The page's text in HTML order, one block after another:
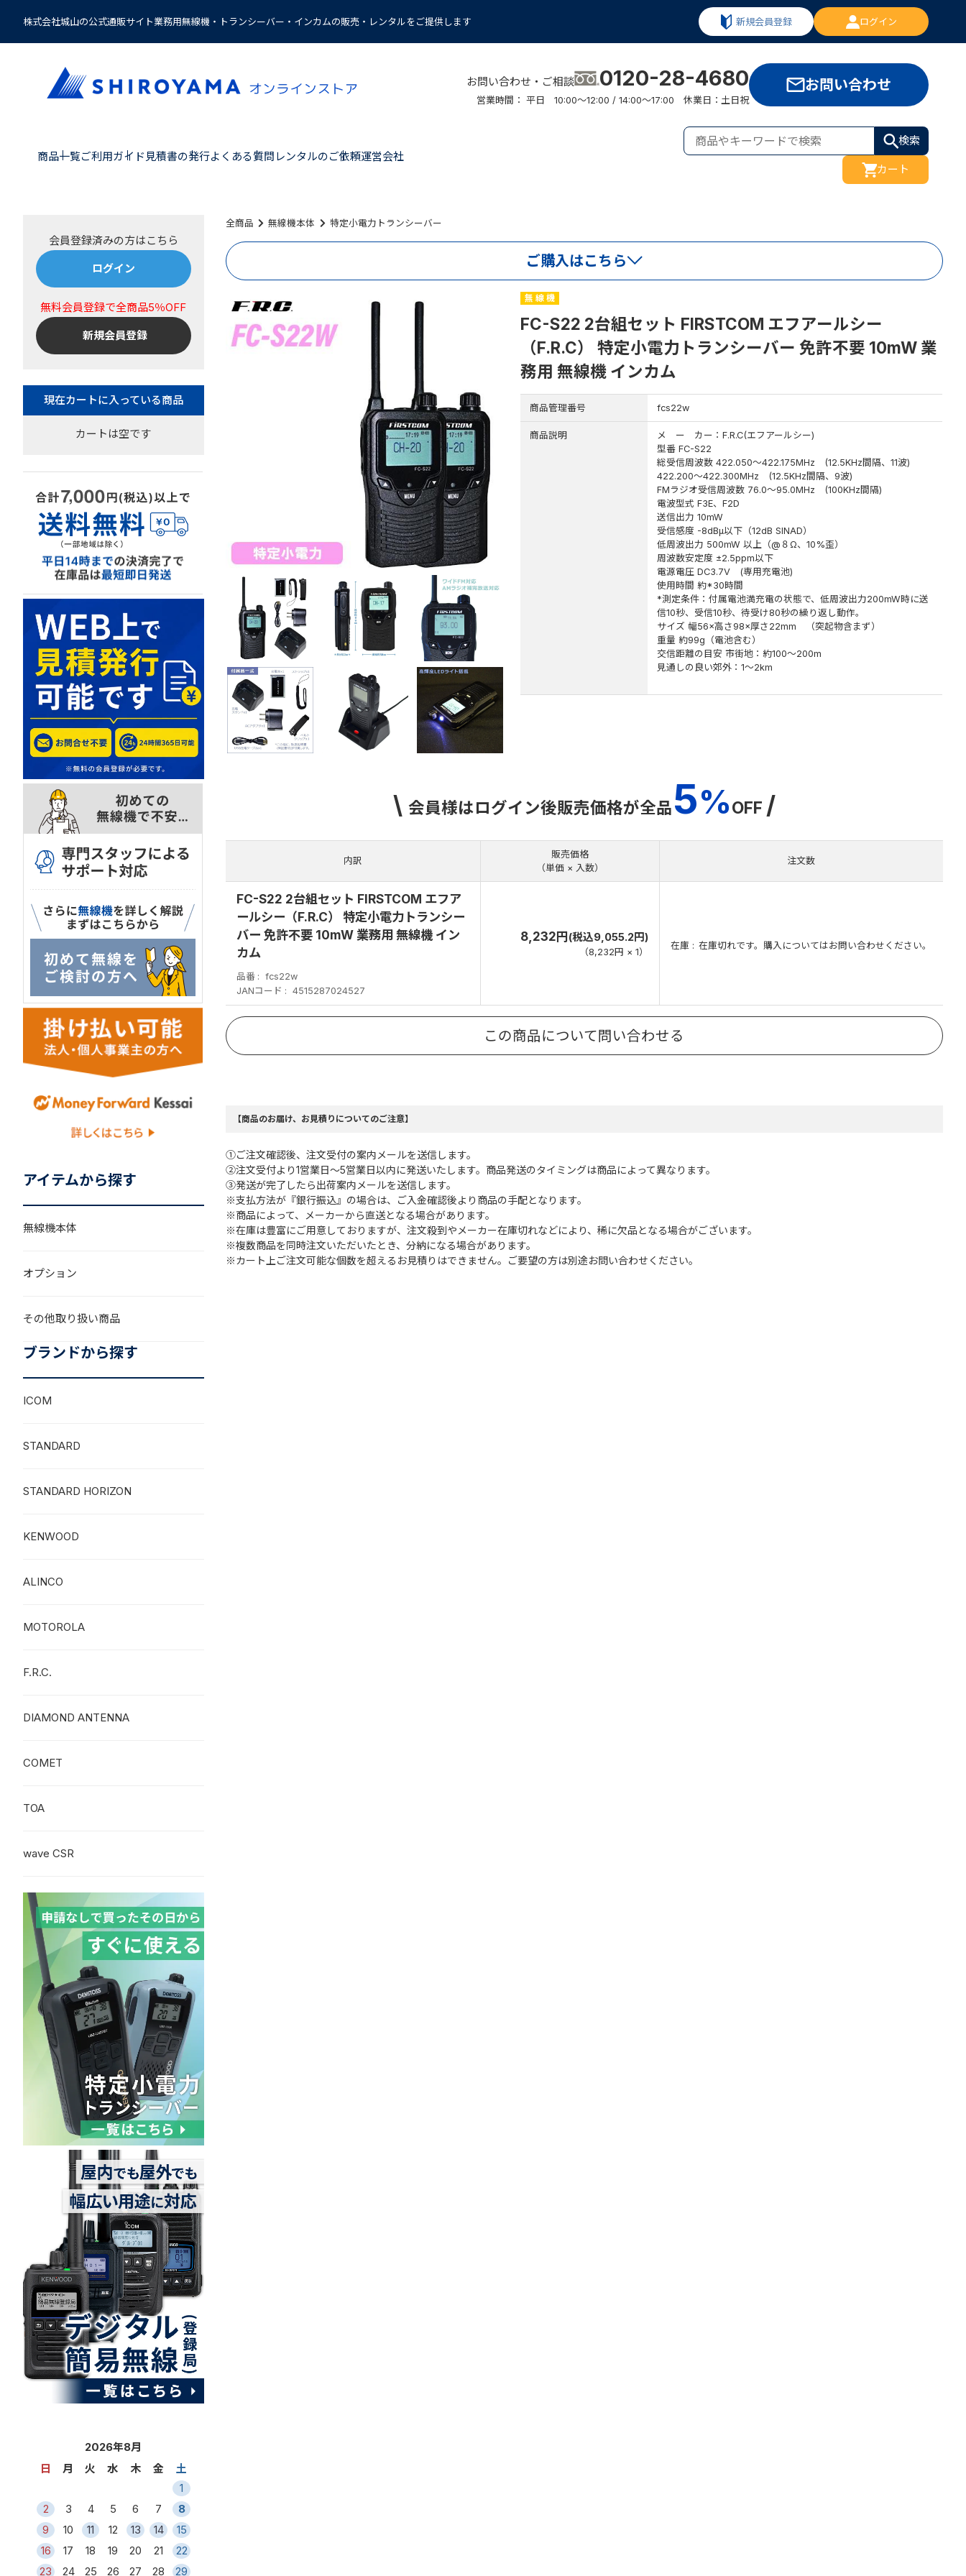
株式会社城山の公式通販サイト業務用無線機・トランシーバー・インカムの販売・レンタルをご提供します 新規会員登録 ログイン
お問い合わせ・ご相談 0120-28-4680
営業時間： 平日 10:00～12:00 / 14:00～17:00 休業日：土日祝
お問い合わせ
商品一覧ご利用ガイド 見積書の発行よくある質問 レンタルのご依頼運営会社
検索
カート
全商品 無線機本体 特定小電力トランシーバー
ご購入はこちら
無 線 機
FC-S22 2台組セット FIRSTCOM エフアールシー
（F.R.C） 特定小電力トランシーバー 免許不要 10mW 業
務用 無線機 インカム
商品管理番号 fcs22w
商品説明
メ ー カー：F.R.C(エフアールシー)
型番 FC-S22
総受信周波数 422.050～422.175MHz (12.5KHz間隔、11波)
422.200～422.300MHz (12.5KHz間隔、9波)
FMラジオ受信周波数 76.0～95.0MHz (100KHz間隔)
電波型式 F3E、F2D
送信出力 10mW
受信感度 -8dBμ以下（12dB SINAD）
低周波出力 500mW 以上（@８Ω、10%歪）
周波数安定度 ±2.5ppm以下
電源電圧 DC3.7V (専用充電池)
使用時間 約*30時間
*測定条件：付属電池満充電の状態で、低周波出力200mW時に送
信10秒、受信10秒、待受け80秒の繰り返し動作。
サイズ 幅56×高さ98×厚さ22mm （突起物含まず）
重量 約99g（電池含む）
交信距離の目安 市街地：約100～200m
見通しの良い郊外：1～2km
\ 会員様はログイン後販売価格が全品5%OFF /
内訳
販売価格
（単価 × 入数）
注文数
FC-S22 2台組セット FIRSTCOM エフア
ールシー（F.R.C） 特定小電力トランシー
バー 免許不要 10mW 業務用 無線機 イン
カム
品番
fcs22w
JANコード
4515287024527
8,232円(税込9,055.2円)
（8,232円 × 1）
在庫 在庫切れです。購入についてはお問い合わせください。
この商品について問い合わせる
【商品のお届け、お見積りについてのご注意】
①ご注文確認後、注文受付の案内メールを送信します。
②注文受付より1営業日～5営業日以内に発送いたします。商品発送のタイミングは商品によって異なります。
③発送が完了したら出荷案内メールを送信します。
※支払方法が『銀行振込』の場合は、ご入金確認後より商品の手配となります。
※商品によって、メーカーから直送となる場合があります。
※在庫は豊富にご用意しておりますが、注文殺到やメーカー在庫切れなどにより、稀に欠品となる場合がございます。
※複数商品を同時注文いただいたとき、分納になる場合があります。
※カート上ご注文可能な個数を超えるお見積りはできません。ご要望の方は別途お問い合わせください。
ログイン
新規会員登録
カートは空です
アイテムから探す
無線機本体
オプション
その他取り扱い商品
ブランドから探す
ICOM
STANDARD
STANDARD HORIZON
KENWOOD
ALINCO
MOTOROLA
F.R.C.
DIAMOND ANTENNA
COMET
TOA
wave CSR
2026年8月
日
月 火 水 木 金
土
1
2
3 4 5 6 7
8
9
10 11 12 13 14
15
16
17 18 19 20 21
22
23
24 25 26 27 28 29